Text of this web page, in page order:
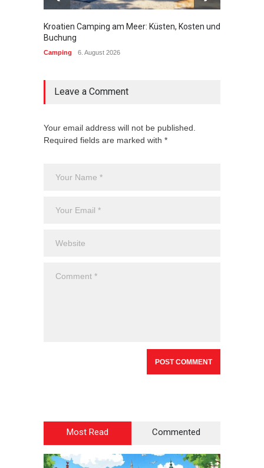
Kroatien Camping am Meer: Küsten, Kosten und
Buchung
Camping 6. August 2026
Leave a Comment
Your email address will not be published.
Required fields are marked with *
Most Read Commented